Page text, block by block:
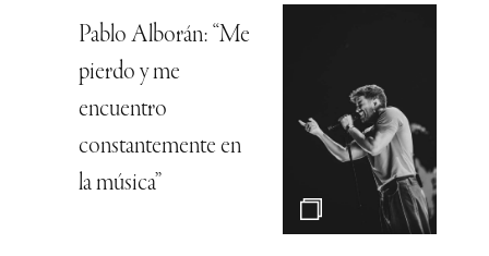
Pablo Alborán: “Me
pierdo y me
encuentro
constantemente en
la música”